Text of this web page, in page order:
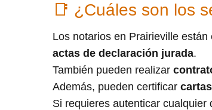
📑 ¿Cuáles son los
Los notarios en Prairieville están
actas de declaración jurada.
También pueden realizar
Además, pueden certificar
Si requieres autenticar